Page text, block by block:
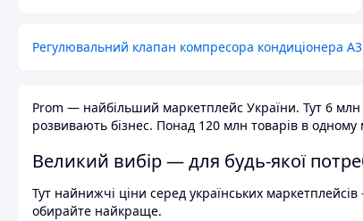
Регулювальний клапан компресора кондиціонера А3
Prom — найбільший маркетплейс України. Тут 6 млн
розвивають бізнес. Понад 120 млн товарів в одному
Великий вибір — для будь-якої
Тут найнижчі ціни серед українських
обирайте найкраще.